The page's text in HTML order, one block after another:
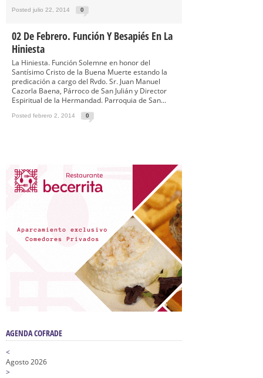
Posted julio 22, 2014 0
02 De Febrero. Función Y Besapiés En La
Hiniesta
La Hiniesta. Función Solemne en honor del
Santísimo Cristo de la Buena Muerte estando la
predicación a cargo del Rvdo. Sr. Juan Manuel
Cazorla Baena, Párroco de San Julián y Director
Espiritual de la Hermandad. Parroquia de San...
Posted febrero 2, 2014 0
AGENDA COFRADE
<
Agosto 2026
>